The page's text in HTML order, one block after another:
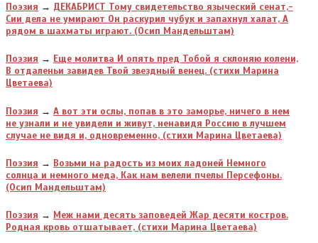
Поэзия → ДЕКАБРИСТ Тому свидетельство языческий сенат,-
Сии дела не умирают Он раскурил чубук и запахнул халат, А
рядом в шахматы играют. (Осип Мандельштам)
Поэзия → Еще молитва И опять пред Тобой я склоняю колени,
В отдаленьи завидев Твой звездный венец. (стихи Марина
Цветаева)
Поэзия → А вот эти ослы, попав в это зaморье, ничего в нем
не узнали и не увидели и живут, ненавидя Россию в лучшем
случае не видя и, одновременно, (стихи Марина Цветаева)
Поэзия → Возьми на радость из моих ладоней Немного
солнца и немного меда, Как нам велели пчелы Персефоны.
(Осип Мандельштам)
Поэзия → Меж нами десять заповедей Жар десяти костров.
Родная кровь отшатывает, (стихи Марина Цветаева)